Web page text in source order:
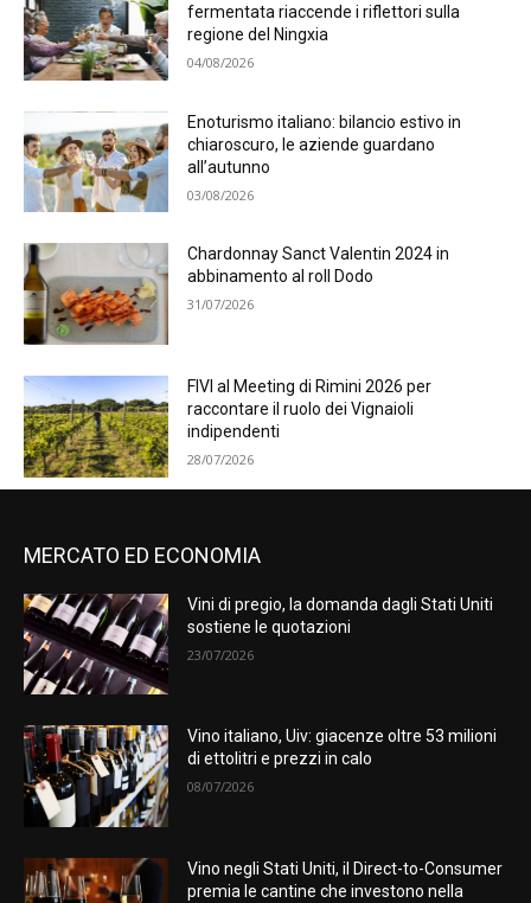
fermentata riaccende i riflettori sulla
regione del Ningxia
04/08/2026
Enoturismo italiano: bilancio estivo in
chiaroscuro, le aziende guardano
all’autunno
03/08/2026
Chardonnay Sanct Valentin 2024 in
abbinamento al roll Dodo
31/07/2026
FIVI al Meeting di Rimini 2026 per
raccontare il ruolo dei Vignaioli
indipendenti
28/07/2026
MERCATO ED ECONOMIA
Vini di pregio, la domanda dagli Stati Uniti
sostiene le quotazioni
23/07/2026
Vino italiano, Uiv: giacenze oltre 53 milioni
di ettolitri e prezzi in calo
08/07/2026
Vino negli Stati Uniti, il Direct-to-Consumer
premia le cantine che investono nella